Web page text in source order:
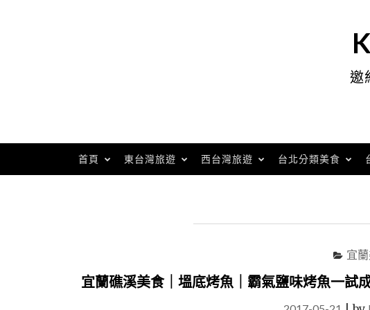
邀
首頁 東台灣旅遊 西台灣旅遊 台北分類美食
宜
宜蘭礁溪美食｜塭底烤魚｜霸氣鹽味烤魚一試